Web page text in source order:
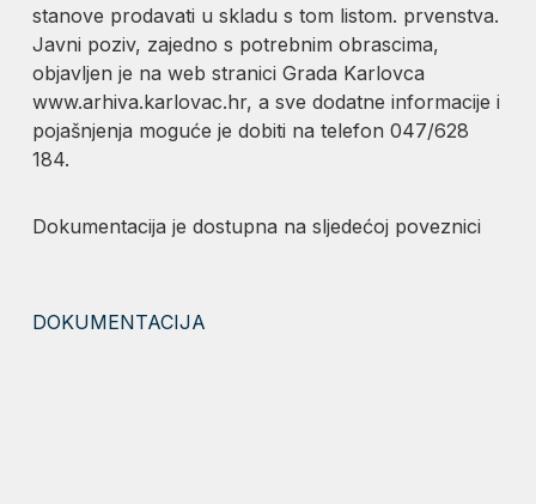
stanove prodavati u skladu s tom listom. prvenstva.
Javni poziv, zajedno s potrebnim obrascima,
objavljen je na web stranici Grada Karlovca
www.arhiva.karlovac.hr, a sve dodatne informacije i
pojašnjenja moguće je dobiti na telefon 047/628
184.
Dokumentacija je dostupna na sljedećoj poveznici
DOKUMENTACIJA